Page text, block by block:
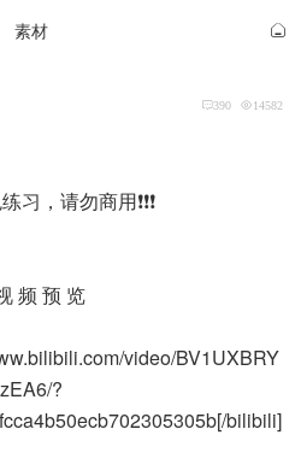
素材
390 14582
练习，请勿商用❗❗❗
频 预 览
video/BV1UXBRY
zEA6/?
bilibili]